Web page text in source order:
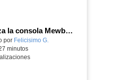
Utiliza la consola Mewbit de Kittenbot para llevar tus juegos arcade de MakeCode a tu mano
educativo.
por Felicisimo G.
minutos